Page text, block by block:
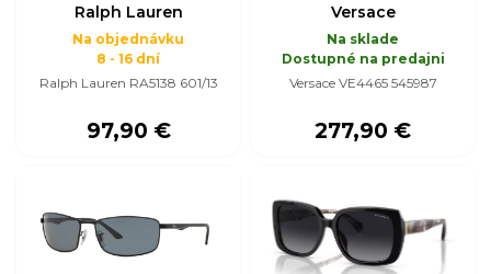
Ralph Lauren
Na objednávku
8 - 16 dní
Ralph Lauren RA5138 601/13
97,90 €
Versace
Na sklade
Dostupné na predajni
Versace VE4465 545987
277,90 €